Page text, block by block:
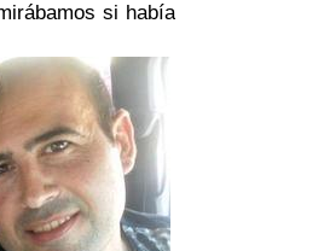
si había